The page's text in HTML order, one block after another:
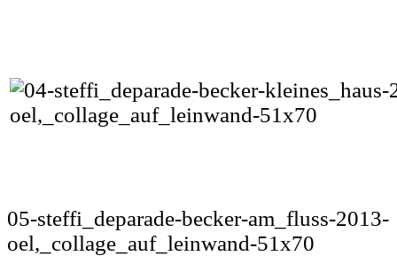
05-steffi_deparade-becker-am_fluss-2013-
oel,_collage_auf_leinwand-51x70